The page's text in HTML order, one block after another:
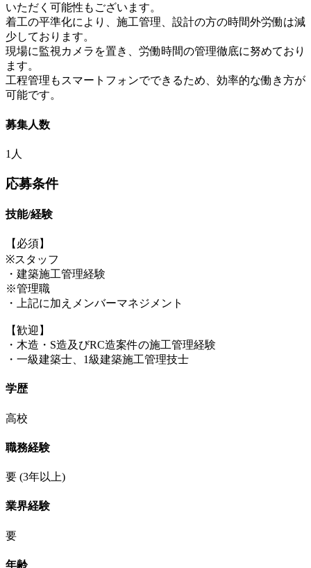
いただく可能性もございます。
着工の平準化により、施工管理、設計の方の時間外労働は減
少しております。
現場に監視カメラを置き、労働時間の管理徹底に努めており
ます。
工程管理もスマートフォンでできるため、効率的な働き方が
可能です。
募集人数
1人
応募条件
技能/経験
【必須】
※スタッフ
・建築施工管理経験
※管理職
・上記に加えメンバーマネジメント
【歓迎】
・木造・S造及びRC造案件の施工管理経験
・一級建築士、1級建築施工管理技士
学歴
高校
職務経験
要 (3年以上)
業界経験
要
年齢